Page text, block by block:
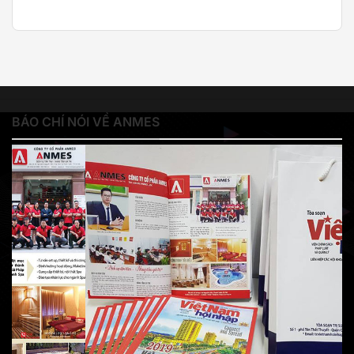
BÁO CHÍ NÓI VỀ ANMES